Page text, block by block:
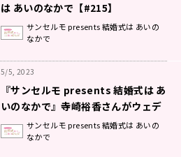
は あいのなかで【#215】
サンセルモ presents 結婚式は あいの
なかで
5/5, 2023
『サンセルモ presents 結婚式は あ
いのなかで』寺崎裕香さんがウェデ
ィングドレス姿でゲスト出演！(5月
20日・5月27日)
サンセルモ presents 結婚式は あいの
なかで